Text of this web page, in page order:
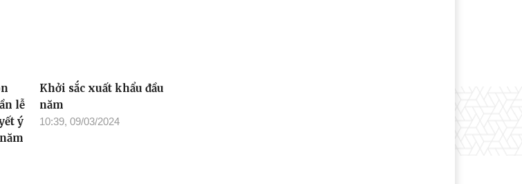
lễ
ý
Khởi sắc xuất khẩu đầu
năm
10:39, 09/03/2024